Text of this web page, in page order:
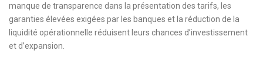
manque de transparence dans la présentation des tarifs, les
garanties élevées exigées par les banques et la réduction de la
liquidité opérationnelle réduisent leurs chances d’investissement
et d’expansion.